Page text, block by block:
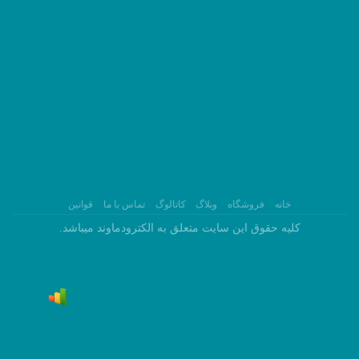
خانه فروشگاه وبلاگ کاتالوگ تماس با ما قوانین
کلیه حقوق این سایت متعلق به الکترودماوند میباشد.